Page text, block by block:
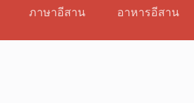
ภาษาอีสาน อาหารอีสาน